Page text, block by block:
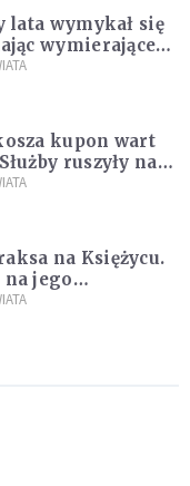
lata wymykał się
wymierające
popełnił
kupon wart
ruszyły na
na Księżycu.
na jego
do